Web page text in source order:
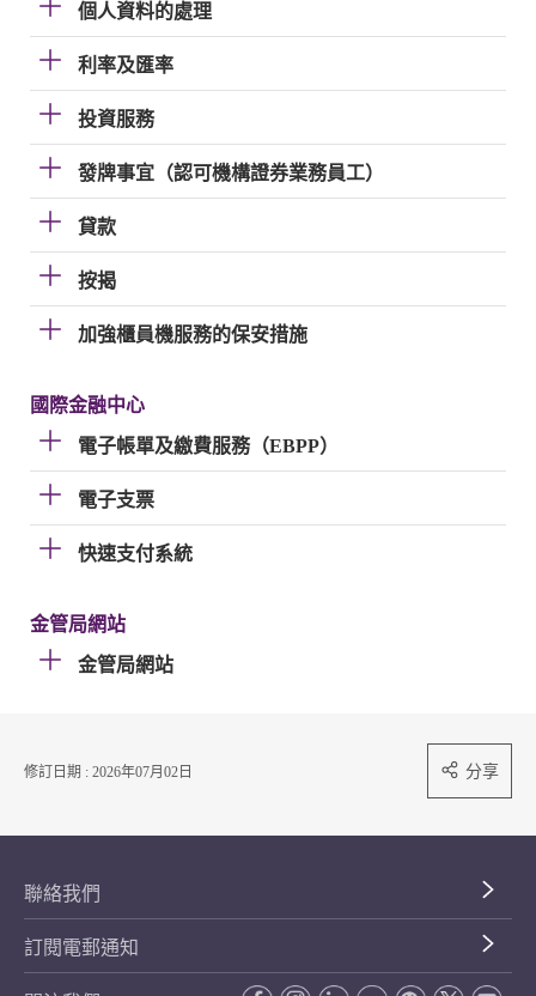
個人資料的處理
利率及匯率
投資服務
發牌事宜（認可機構證券業務員工）
貸款
按揭
加強櫃員機服務的保安措施
國際金融中心
電子帳單及繳費服務（EBPP）
電子支票
快速支付系統
金管局網站
金管局網站
修訂日期 : 2026年07月02日 分享
聯絡我們
訂閱電郵通知